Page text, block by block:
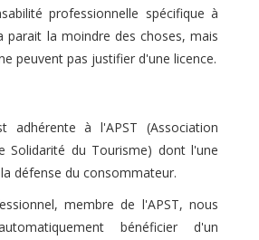
professionnelle spécifique à
parait la moindre des choses, mais
peuvent pas justifier d'une licence.
adhérente à l'APST (Association
Solidarité du Tourisme) dont l'une
défense du consommateur.
membre de l'APST, nous
bénéficier d'un